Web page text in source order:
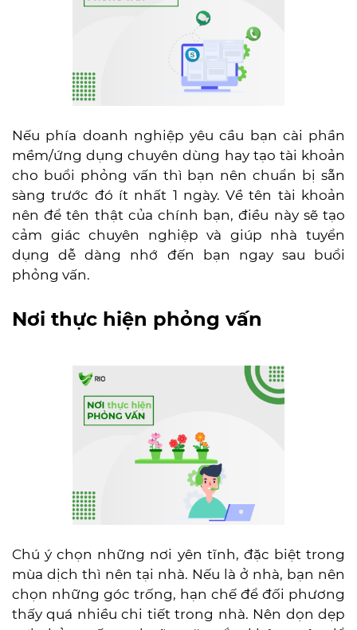
Nếu phía doanh nghiệp yêu cầu bạn cài phần
mềm/ứng dụng chuyên dùng hay tạo tài khoản
cho buổi phỏng vấn thì bạn nên chuẩn bị sẵn
sàng trước đó ít nhất 1 ngày. Về tên tài khoản
nên để tên thật của chính bạn, điều này sẽ tạo
cảm giác chuyên nghiệp và giúp nhà tuyển
dụng dễ dàng nhớ đến bạn ngay sau buổi
phỏng vấn.
Nơi thực hiện phỏng vấn
Chú ý chọn những nơi yên tĩnh, đặc biệt trong
mùa dịch thì nên tại nhà. Nếu là ở nhà, bạn nên
chọn những góc trống, hạn chế để đối phương
thấy quá nhiều chi tiết trong nhà. Nên dọn dẹp